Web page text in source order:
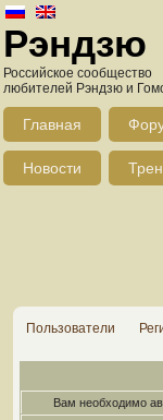
Рэндзю
Российское сообщество
любителей Рэндзю и
Главная
Новости
Пользователи
Вам необходимо